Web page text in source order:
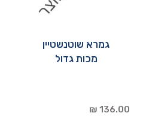
גמרא שוטנשטיין
מכות גדול
136.00 ₪